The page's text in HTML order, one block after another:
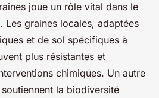
joue un rôle vital dans le
. Les graines locales, adaptées
et de sol spécifiques à
plus résistantes et
chimiques. Un autre
la biodiversité